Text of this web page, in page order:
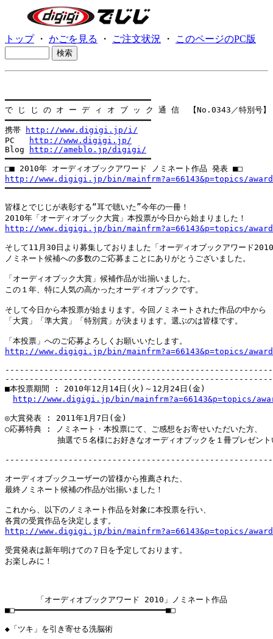
トップ・ かごを見る ・ ご注文状況 ・ このページのPC版
━━━━━━━━━━━━━━━━━━━━━━━━━━━━━━
で じ じ の オ ー デ ィ オ ブ ッ ク 通 信  【No.0343／特別号】
━━━━━━━━━━━━━━━━━━━━━━━━━━━━━━
携帯
http://www.digigi.jp/i/
PC
http://www.digigi.jp/
Blog
http://ameblo.jp/digigi/
━━━━━━━━━━━━━━━━━━━━━━━━━━━━━━
http://www.digigi.jp/bin/mainfrm?a=66143&p=topics/
━━━━━━━━━━━━━━━━━━━━━━━━━━━━━━
皆様とでじじが表彰する“耳で聴いた”今年の一冊！
http://www.digigi.jp/bin/mainfrm?a=66143&p=topics/
そして11月30日より募集しておりました「オーディオブックアワード
ノミネート候補への多数のご応募まことにありがとうございました。
「オーディオブック大賞」候補作品が出揃いました。
この１年、特に人気の高かったオーディオブックです。
そして今日から本投票が始まります。今回ノミネートされた作品の中から
「大賞」「準大賞」「特別賞」が決まります。選ぶのは皆様です。
http://www.digigi.jp/bin/mainfrm?a=66143&p=topics/
■本投票期間 : 2010年12月14日(火)～12月24日(金)
http://www.digigi.jp/bin/mainfrm?a=66143&p=topics/
◎大賞発表 : 2011年1月7日(金)
○応募特典 : ノミネート・本投票にて、ご感想をお寄せいただいた方、
抽選で５名様にお好きなオーディオブックを１冊プレゼント
オーディオブックユーザーの皆様から推薦された、
最終ノミネート候補の作品が出揃いました！
これから、以下のノミネート作品を対象に本投票を行い、
http://www.digigi.jp/bin/mainfrm?a=66143&p=topics/
受賞発表は新年明けての７日を予定しております。
お楽しみに！
「オーディオブックアワード 2010」ノミネート作品
■□━━━━━━━━━━━━━━━━━━━━━━━━━━━━━━━■□
◆「ツキ」を引き寄せる洗脳術